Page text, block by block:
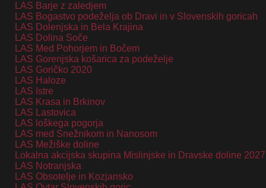
LAS Barje z zaledjem
LAS Bogastvo podeželja ob Dravi in v Slovenskih goricah
LAS Dolenjska in Bela Krajina
LAS Dolina Soče
LAS Med Pohorjem in Bočem
LAS Gorenjska košarica za podeželje
LAS Goričko 2020
LAS Haloze
LAS Istre
LAS Krasa in Brkinov
LAS Lastovica
LAS loškega pogorja
LAS med Snežnikom in Nanosom
LAS Mežiške doline
Lokalna akcijska skupina Mislinjske in Dravske doline 2027
LAS Notranjska
LAS Obsotelje in Kozjansko